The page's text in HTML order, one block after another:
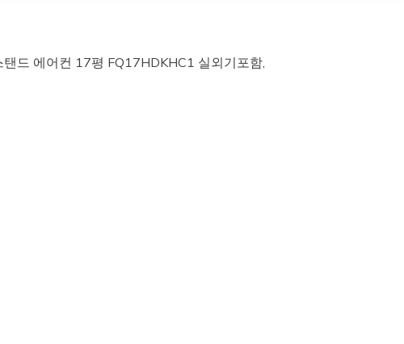
드 에어컨 17평 FQ17HDKHC1 실외기포함,